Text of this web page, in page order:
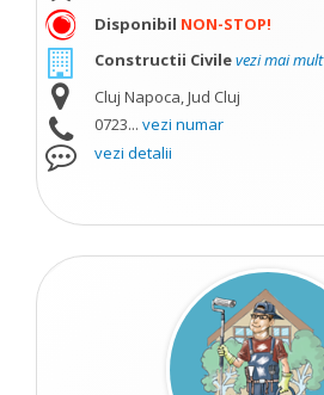
Disponibil NON-STOP!
Constructii Civilevezi mai mult
Cluj Napoca, Jud Cluj
0723... vezi numar
vezi detalii